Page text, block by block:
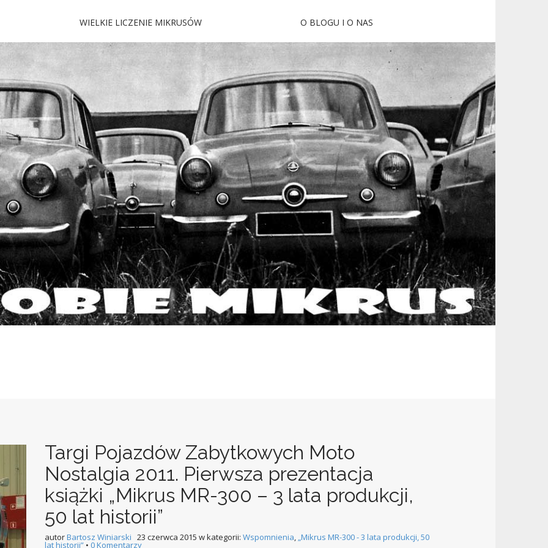
Mikrus
i jeszcze więcej…
WIELKIE LICZENIE MIKRUSÓW O BLOGU I O NAS
Targi Pojazdów Zabytkowych Moto
Nostalgia 2011. Pierwsza prezentacja
książki „Mikrus MR-300 – 3 lata produkcji,
50 lat historii”
autorBartosz Winiarski 23 czerwca 2015 w kategorii: Wspomnienia, „Mikrus MR-300 - 3 lata produkcji, 50
lat historii” • 0 Komentarzy